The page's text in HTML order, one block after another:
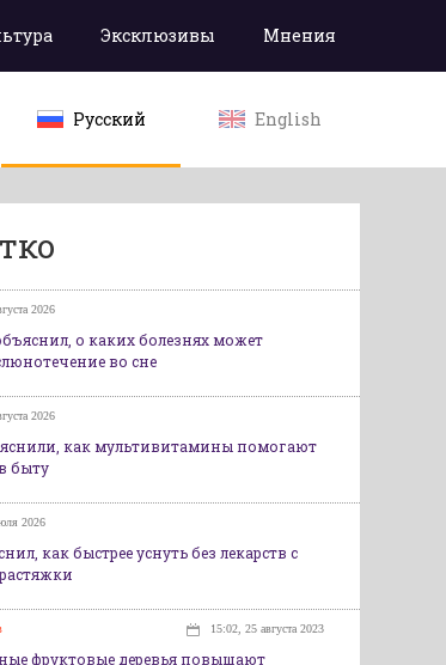
Эксклюзивы Мнения
Русский English
2026
о каких болезнях может
во сне
2026
как мультивитамины помогают
быту
2026
как быстрее уснуть без лекарств с
15:02, 25 августа 2023
фруктовые деревья повышают